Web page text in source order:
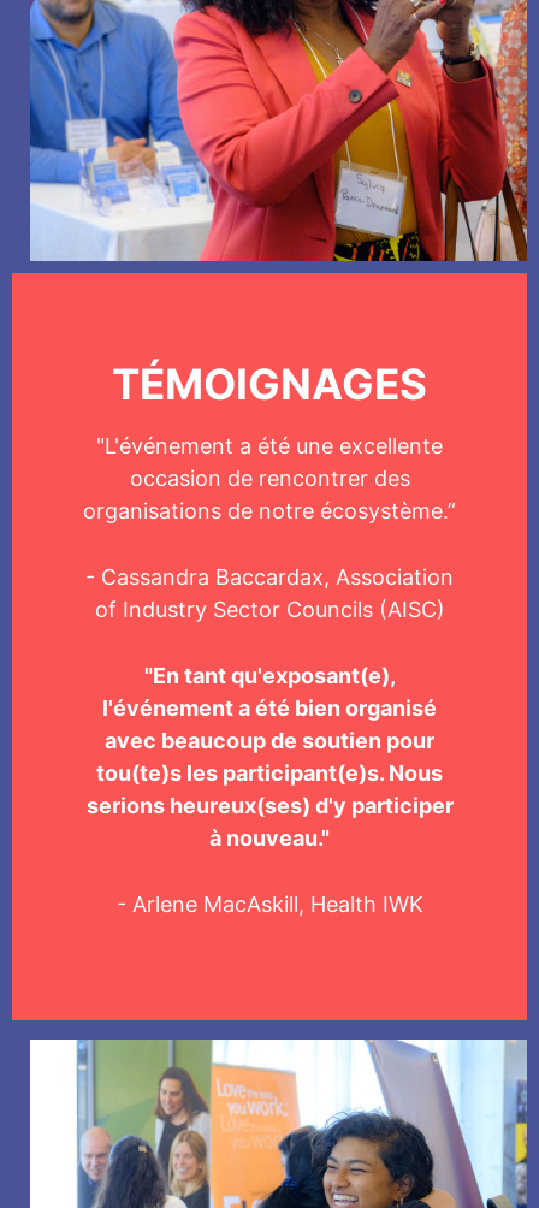
TÉMOIGNAGES
"L'événement a été une excellente
occasion de rencontrer des
organisations de notre écosystème.”
- Cassandra Baccardax, Association
of Industry Sector Councils (AISC)
"En tant qu'exposant(e),
l'événement a été bien organisé
avec beaucoup de soutien pour
tou(te)s les participant(e)s. Nous
serions heureux(ses) d'y participer
à nouveau."
- Arlene MacAskill, Health IWK